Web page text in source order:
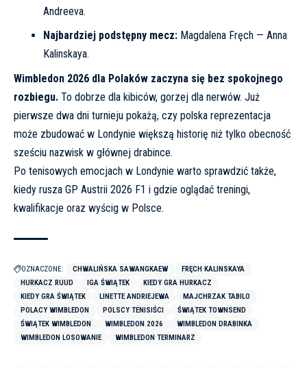
Andreeva.
Najbardziej podstępny mecz:Magdalena Fręch — Anna
Kalinskaya.
Wimbledon 2026 dla Polaków zaczyna się bez spokojnego
rozbiegu. To dobrze dla kibiców, gorzej dla nerwów. Już
pierwsze dwa dni turnieju pokażą, czy polska reprezentacja
może zbudować w Londynie większą historię niż tylko obecność
sześciu nazwisk w głównej drabince.
Po tenisowych emocjach w Londynie warto sprawdzić także,
kiedy rusza GP Austrii 2026 F1 i gdzie oglądać treningi,
kwalifikacje oraz wyścig w Polsce.
OZNACZONE: CHWALIŃSKA SAWANGKAEW
FRĘCH KALINSKAYA
HURKACZ RUUD
IGA ŚWIĄTEK
KIEDY GRA HURKACZ
KIEDY GRA ŚWIĄTEK
LINETTE ANDRIEJEWA
MAJCHRZAK TABILO
POLACY WIMBLEDON
POLSCY TENISIŚCI
ŚWIĄTEK TOWNSEND
ŚWIĄTEK WIMBLEDON
WIMBLEDON 2026
WIMBLEDON DRABINKA
WIMBLEDON LOSOWANIE
WIMBLEDON TERMINARZ